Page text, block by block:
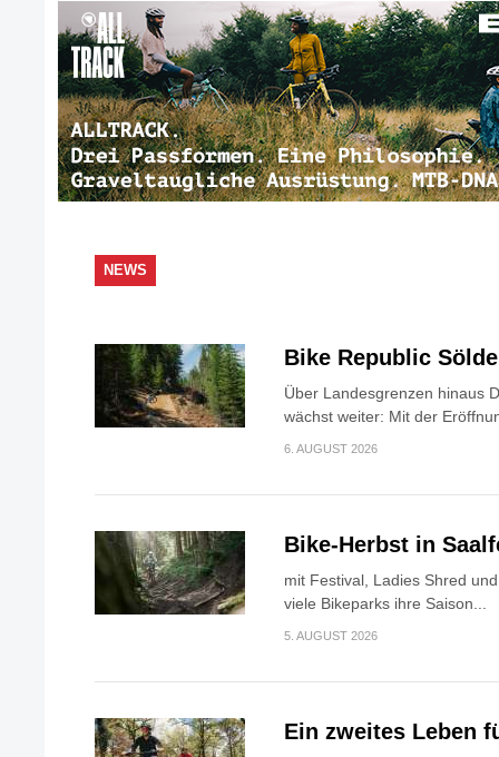
NEWS
Bike Republic
Über Landesgrenzen hinaus
wächst weiter: Mit der
6. AUGUST 2026
Bike-Herbst in
mit Festival, Ladies Shred
viele Bikeparks ihre Saison...
5. AUGUST 2026
Ein zweites Leben